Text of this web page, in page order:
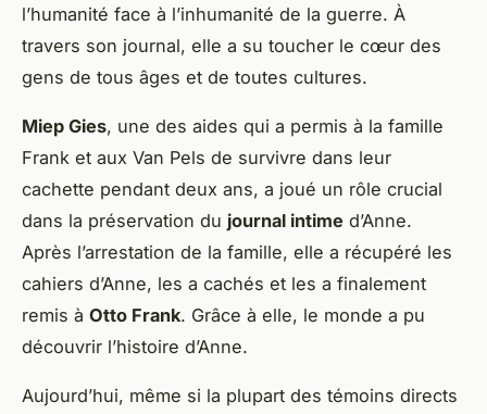
l’humanité face à l’inhumanité de la guerre. À
travers son journal, elle a su toucher le cœur des
gens de tous âges et de toutes cultures.
Miep Gies, une des aides qui a permis à la famille
Frank et aux Van Pels de survivre dans leur
cachette pendant deux ans, a joué un rôle crucial
dans la préservation du journal intime d’Anne.
Après l’arrestation de la famille, elle a récupéré les
cahiers d’Anne, les a cachés et les a finalement
remis à Otto Frank. Grâce à elle, le monde a pu
découvrir l’histoire d’Anne.
Aujourd’hui, même si la plupart des témoins directs